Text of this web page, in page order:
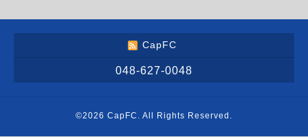
CapFC
048-627-0048
©2026 CapFC . All Rights Reserved.